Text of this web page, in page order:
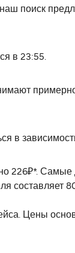
поиск
в 23:55.
в
226₽*.
составляет
Цены